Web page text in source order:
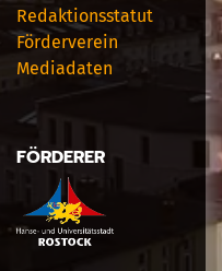
Redaktionsstatut
Förderverein
Mediadaten
FÖRDERER